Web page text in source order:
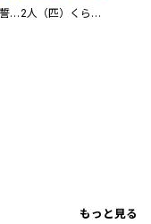
推しへの愛を誓いますか？～アラサー女子、推しは逃げぬが人生逃げる～ 2人（匹）くらし。
もっと見る